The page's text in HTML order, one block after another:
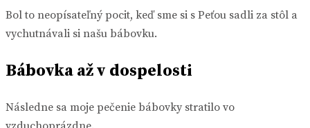
Bol to neopísateľný pocit, keď sme si s Peťou sadli za stôl a
vychutnávali si našu bábovku.
Bábovka až v dospelosti
Následne sa moje pečenie bábovky stratilo vo